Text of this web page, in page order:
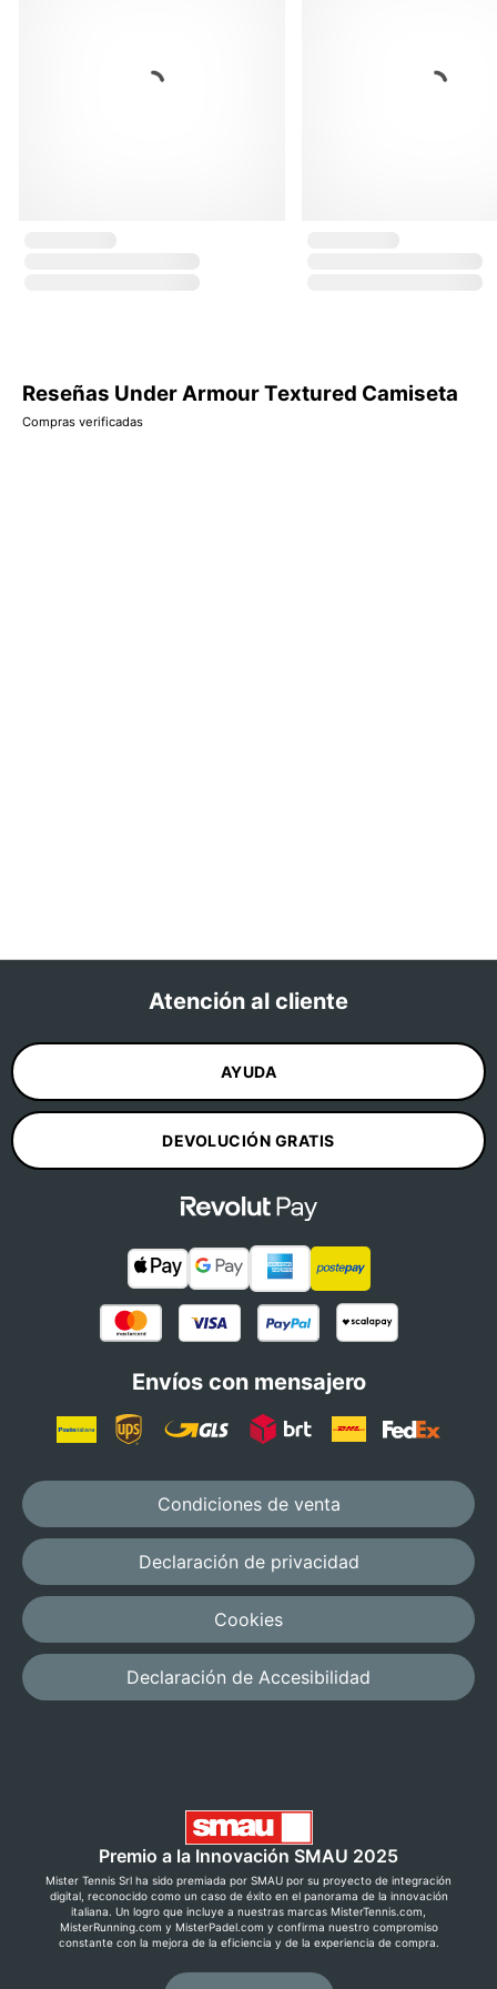
Reseñas Under Armour Textured Camiseta
Compras verificadas
Atención al cliente
AYUDA
DEVOLUCIÓN GRATIS
Envíos con mensajero
Condiciones de venta
Declaración de privacidad
Cookies
Declaración de Accesibilidad
Premio a la Innovación SMAU 2025
Mister Tennis Srl ha sido premiada por SMAU por su proyecto de integración
digital, reconocido como un caso de éxito en el panorama de la innovación
italiana. Un logro que incluye a nuestras marcas MisterTennis.com,
MisterRunning.com y MisterPadel.com y confirma nuestro compromiso
constante con la mejora de la eficiencia y de la experiencia de compra.